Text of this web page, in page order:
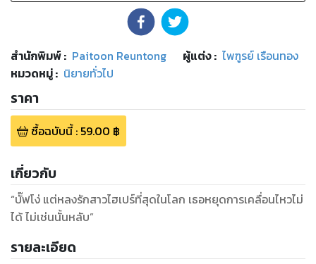
สำนักพิมพ์: Paitoon Reuntong ผู้แต่ง : ไพฑูรย์ เรือนทอง
หมวดหมู่: นิยายทั่วไป
ราคา
ซื้อฉบับนี้: 59.00 ฿
เกี่ยวกับ
“บั๊ฟโง่ แต่หลงรักสาวไฮเปร์ที่สุดในโลก เธอหยุดการเคลื่อนไหวไม่
ได้ ไม่เช่นนั้นหลับ”
รายละเอียด